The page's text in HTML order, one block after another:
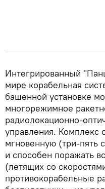
Интегрированный
мире корабельная
башенной установке
многорежимное
радиолокационно-
управления. Комплекс
мгновенную (три-пять
и способен поражать
(летящих со
противокорабельные